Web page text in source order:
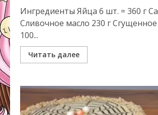
Ингредиенты Яйца 6 шт. = 360 г
Сливочное масло 230 г
100...
Читать далее